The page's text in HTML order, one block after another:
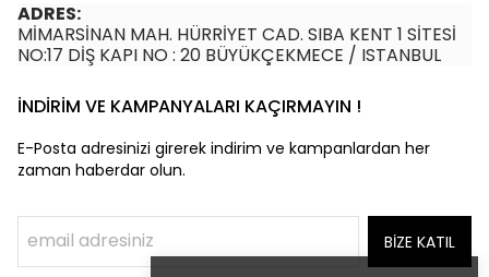
ADRES:
MİMARSİNAN MAH. HÜRRİYET CAD. SIBA KENT 1 SİTESİ
NO:17 DİŞ KAPI NO : 20 BÜYÜKÇEKMECE / ISTANBUL
İNDİRİM VE KAMPANYALARI KAÇIRMAYIN !
E-Posta adresinizi girerek indirim ve kampanlardan her
zaman haberdar olun.
BİZE KATIL